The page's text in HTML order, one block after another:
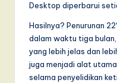
Desktop diperbarui
Hasilnya? Penurunan
dalam waktu tiga
yang lebih jelas dan
juga menjadi alat
selama penyelidikan